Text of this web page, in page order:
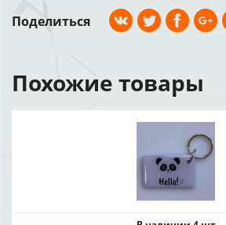
Поделиться
Похожие товары